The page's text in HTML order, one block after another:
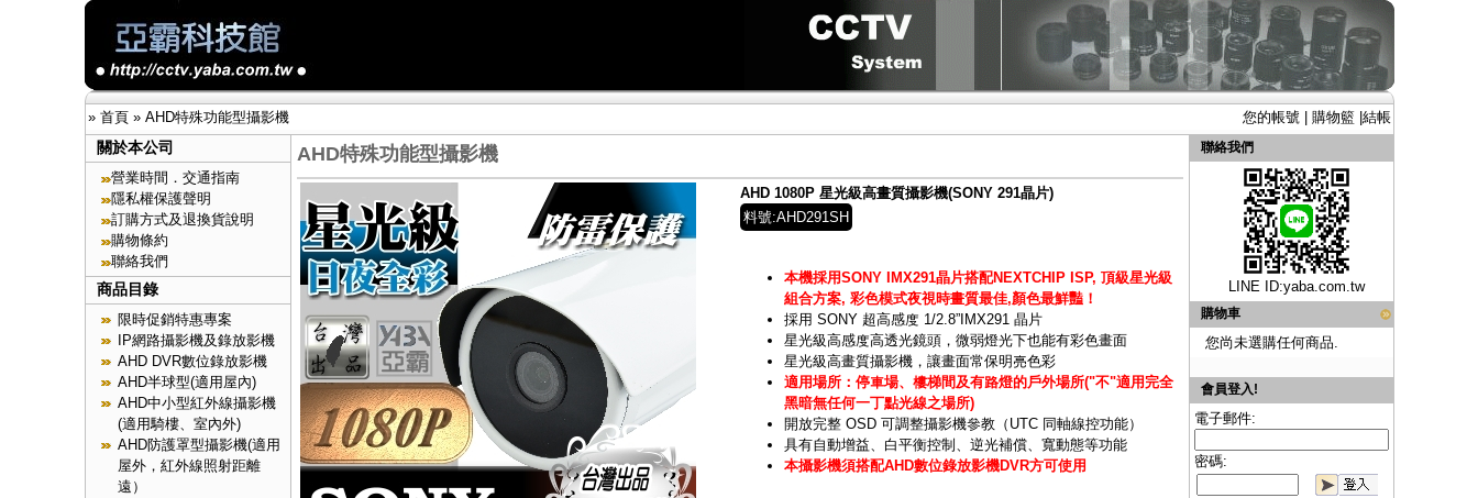
» 首頁» AHD特殊功能型攝影機 您的帳號| 購物籃| 結帳
關於本公司
營業時間．交通指南
隱私權保護聲明
訂購方式及退換貨說明
購物條約
聯絡我們
商品目錄
限時促銷特惠專案
IP網路攝影機及錄放影機
AHD DVR數位錄放影機
AHD半球型(適用屋內)
AHD中小型紅外線攝影機
(適用騎樓、室內外)
AHD防護罩型攝影機(適用
屋外，紅外線照射距離
遠）
AHD特殊功能型攝影機
AHD 1080P 星光級高畫質攝影機(SONY 291晶片)
料號:AHD291SH
本機採用SONY IMX291晶片搭配NEXTCHIP ISP, 頂級星光級
組合方案, 彩色模式夜視時畫質最佳,顏色最鮮豔！
採用 SONY 超高感度 1/2.8”IMX291 晶片
星光級高感度高透光鏡頭，微弱燈光下也能有彩色畫面
星光級高畫質攝影機，讓畫面常保明亮色彩
適用場所：停車場、樓梯間及有路燈的戶外場所("不"適用完全
黑暗無任何一丁點光線之場所)
開放完整 OSD 可調整攝影機參教（UTC 同軸線控功能）
具有自動增益、白平衡控制、逆光補償、寬動態等功能
本攝影機須搭配AHD數位錄放影機DVR方可使用
聯絡我們
LINE ID:yaba.com.tw
購物車
您尚未選購任何商品.
會員登入!
電子郵件:
密碼: